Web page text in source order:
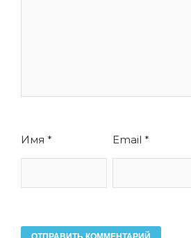
Имя * Email *